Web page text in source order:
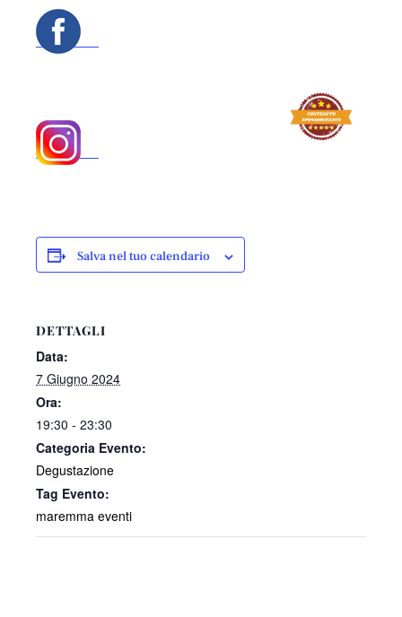
Salva nel tuo calendario
DETTAGLI
Data:
7 Giugno 2024
Ora:
19:30 - 23:30
Categoria Evento:
Degustazione
Tag Evento:
maremma eventi